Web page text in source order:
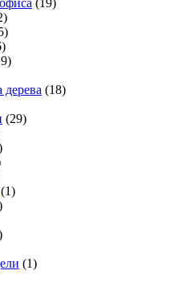
(19)
дерева (18)
(29)
(1)
(1)